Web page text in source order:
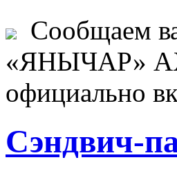
Сообщаем
«ЯНЫЧАР»
официально
Сэндвич-